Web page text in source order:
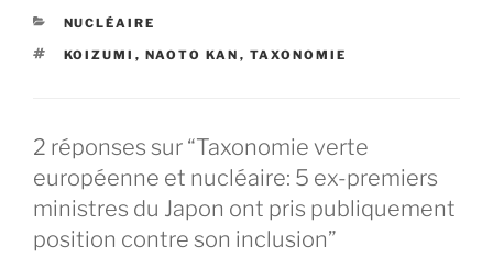
CATÉGORIES
NUCLÉAIRE
ÉTIQUETTES
KOIZUMI , NAOTO KAN , TAXONOMIE
2 réponses sur “Taxonomie verte
européenne et nucléaire: 5 ex-premiers
ministres du Japon ont pris publiquement
position contre son inclusion”